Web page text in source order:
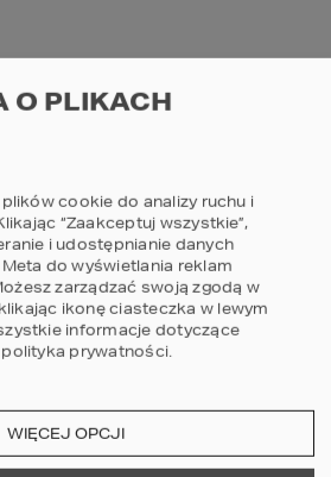
ERROR HAS OCCURRED
O PLIKACH
cookie do analizy ruchu i
“Zaakceptuj wszystkie”,
i udostępnianie danych
do wyświetlania reklam
zarządzać swoją zgodą w
ikonę ciasteczka w lewym
informacje dotyczące
polityka prywatności.
WIĘCEJ OPCJI